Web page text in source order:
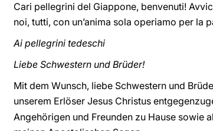
Cari pellegrini del Giappone, benvenuti!
noi, tutti, con un’anima sola operiamo per la
Ai pellegrini tedeschi
Liebe Schwestern und Brüder!
Mit dem Wunsch, liebe Schwestern und
unserem Erlöser Jesus Christus
Angehörigen und Freunden zu Hause sowie